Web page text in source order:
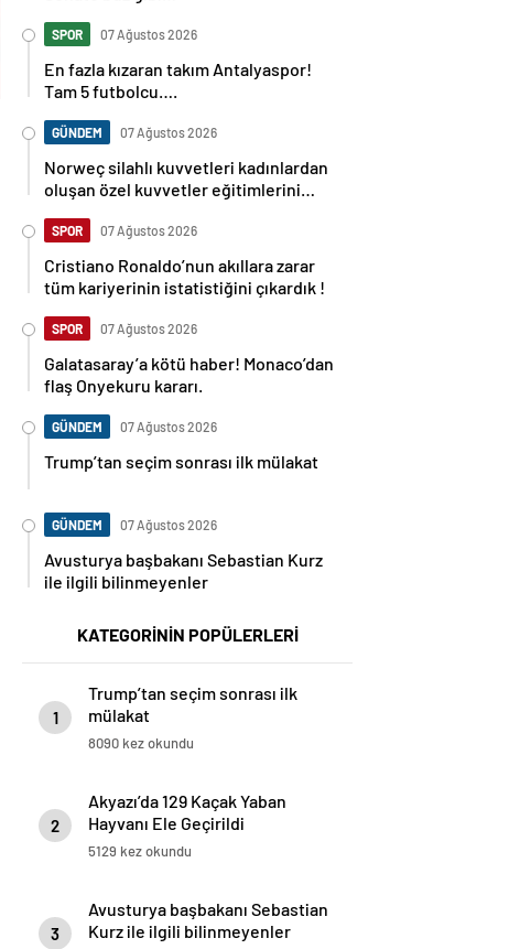
SPOR 07 Ağustos 2026
En fazla kızaran takım Antalyaspor!
Tam 5 futbolcu….
GÜNDEM 07 Ağustos 2026
Norweç silahlı kuvvetleri kadınlardan
oluşan özel kuvvetler eğitimlerini
SPOR 07 Ağustos 2026
Cristiano Ronaldo’nun akıllara zarar
tüm kariyerinin istatistiğini çıkardık !
SPOR 07 Ağustos 2026
Galatasaray’a kötü haber! Monaco’dan
flaş Onyekuru kararı.
GÜNDEM 07 Ağustos 2026
Trump’tan seçim sonrası ilk mülakat
GÜNDEM 07 Ağustos 2026
Avusturya başbakanı Sebastian Kurz
ile ilgili bilinmeyenler
KATEGORİNİN POPÜLERLERİ
1
Trump’tan seçim sonrası ilk
mülakat
8090 kez okundu
2
Akyazı’da 129 Kaçak Yaban
Hayvanı Ele Geçirildi
5129 kez okundu
3
Avusturya başbakanı Sebastian
Kurz ile ilgili bilinmeyenler